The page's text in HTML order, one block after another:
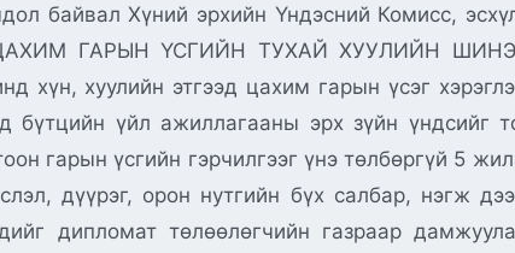
байвал Хүний эрхийн Үндэсний Комисс,
ЦАХИМ ГАРЫН ҮСГИЙН ТУХАЙ ХУУЛИЙН
хүн, хуулийн этгээд цахим гарын үсэг
бүтцийн үйл ажиллагааны эрх зүйн үндсийг
гарын үсгийн гэрчилгээг үнэ төлбөргүй 5
дүүрэг, орон нутгийн бүх салбар, нэгж
дипломат төлөөлөгчийн газраар